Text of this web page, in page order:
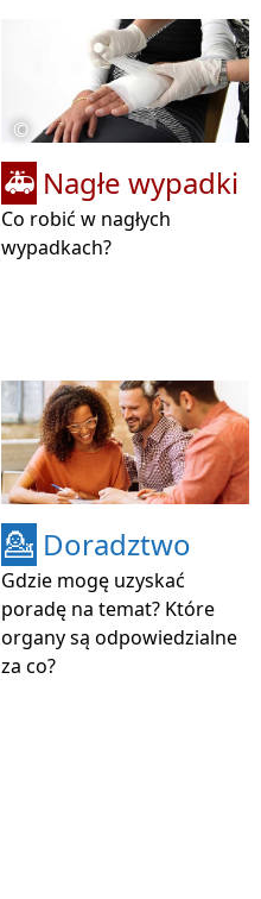
©
🚑 Nagłe wypadki
Co robić w nagłych
wypadkach?
💁 Doradztwo
Gdzie mogę uzyskać
poradę na temat? Które
organy są odpowiedzialne
za co?